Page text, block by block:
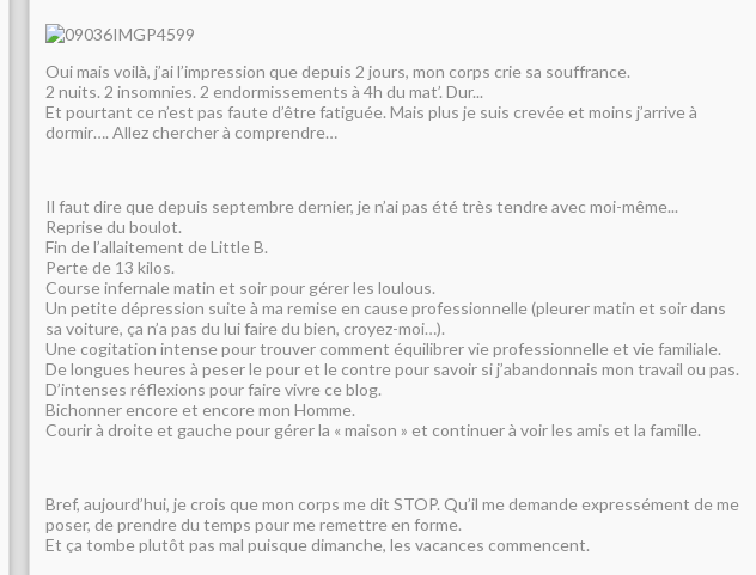
Oui mais voilà, j’ai l’impression que depuis 2 jours, mon corps crie sa souffrance.
2 nuits. 2 insomnies. 2 endormissements à 4h du mat’. Dur...
Et pourtant ce n’est pas faute d’être fatiguée. Mais plus je suis crevée et moins j’arrive à
dormir…. Allez chercher à comprendre…
Il faut dire que depuis septembre dernier, je n’ai pas été très tendre avec moi-même...
Reprise du boulot.
Fin de l’allaitement de Little B.
Perte de 13 kilos.
Course infernale matin et soir pour gérer les loulous.
Un petite dépression suite à ma remise en cause professionnelle (pleurer matin et soir dans
sa voiture, ça n’a pas du lui faire du bien, croyez-moi…).
Une cogitation intense pour trouver comment équilibrer vie professionnelle et vie familiale.
De longues heures à peser le pour et le contre pour savoir si j’abandonnais mon travail ou pas.
D’intenses réflexions pour faire vivre ce blog.
Bichonner encore et encore mon Homme.
Courir à droite et gauche pour gérer la « maison » et continuer à voir les amis et la famille.
Bref, aujourd’hui, je crois que mon corps me dit STOP. Qu’il me demande expressément de me
poser, de prendre du temps pour me remettre en forme.
Et ça tombe plutôt pas mal puisque dimanche, les vacances commencent.